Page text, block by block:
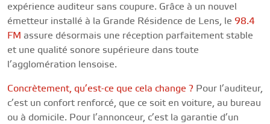
expérience auditeur sans coupure. Grâce à un nouvel
émetteur installé à la Grande Résidence de Lens, le 98.4
FM assure désormais une réception parfaitement stable
et une qualité sonore supérieure dans toute
l’agglomération lensoise.
Concrètement, qu’est-ce que cela change ? Pour l’auditeur,
c’est un confort renforcé, que ce soit en voiture, au bureau
ou à domicile. Pour l’annonceur, c’est la garantie d’un